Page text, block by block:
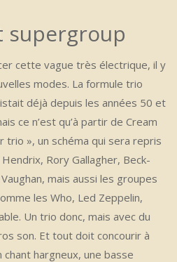
supergroup
cette vague très électrique, il y
modes. La formule trio
déjà depuis les années 50 et
ce n’est qu’à partir de Cream
trio », un schéma qui sera repris
Rory Gallagher, Beck-
mais aussi les groupes
les Who, Led Zeppelin,
Un trio donc, mais avec du
son. Et tout doit concourir à
hargneux, une basse